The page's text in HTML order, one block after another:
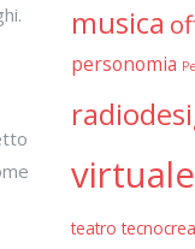
musica
personomia
virtuale
teatro